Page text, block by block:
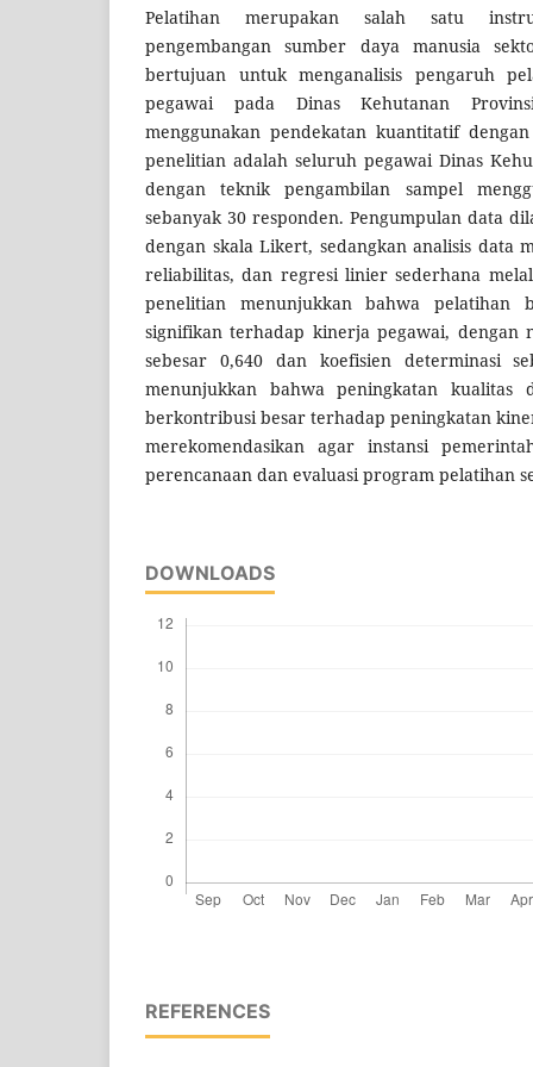
Pelatihan merupakan salah satu
pengembangan sumber daya manusia
bertujuan untuk menganalisis pengaruh
pegawai pada Dinas Kehutanan
menggunakan pendekatan kuantitatif
penelitian adalah seluruh pegawai Dinas
dengan teknik pengambilan sampel
sebanyak 30 responden. Pengumpulan data
dengan skala Likert, sedangkan analisis data
reliabilitas, dan regresi linier sederhana
penelitian menunjukkan bahwa pelatihan
signifikan terhadap kinerja pegawai, dengan
sebesar 0,640 dan koefisien determinasi
menunjukkan bahwa peningkatan kualitas
berkontribusi besar terhadap peningkatan
merekomendasikan agar instansi
perencanaan dan evaluasi program pelatihan
DOWNLOADS
REFERENCES